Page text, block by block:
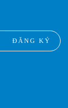
ĐĂNG KÝ